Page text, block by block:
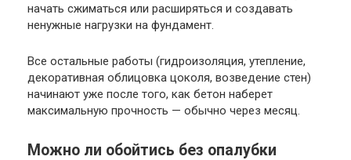
начать сжиматься или расширяться и создавать
ненужные нагрузки на фундамент.
Все остальные работы (гидроизоляция, утепление,
декоративная облицовка цоколя, возведение стен)
начинают уже после того, как бетон наберет
максимальную прочность — обычно через месяц.
Можно ли обойтись без опалубки